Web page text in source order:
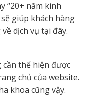
“20+ năm kinh
giúp khách hàng
dịch vụ tại đây.
cần thể hiện được
chủ của website.
khoa cũng vậy.